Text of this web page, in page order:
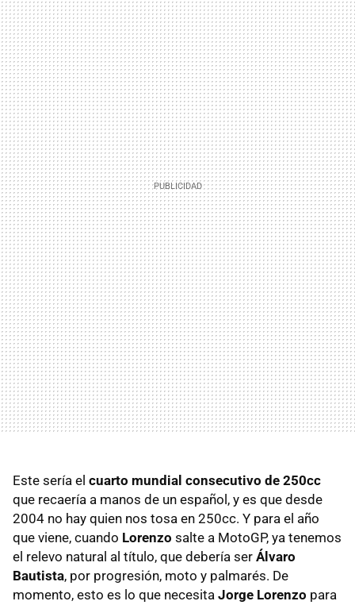
Este sería el cuarto mundial consecutivo de 250cc
que recaería a manos de un español, y es que desde
2004 no hay quien nos tosa en 250cc. Y para el año
que viene, cuando Lorenzo salte a MotoGP, ya tenemos
el relevo natural al título, que debería ser Álvaro
Bautista, por progresión, moto y palmarés. De
momento, esto es lo que necesita Jorge Lorenzo para